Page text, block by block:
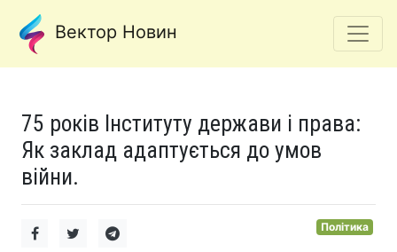
Вектор Новин
75 років Інституту держави і права:
Як заклад адаптується до умов
війни.
Політика